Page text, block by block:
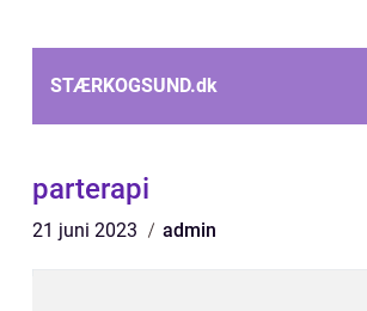
STÆRKOGSUND.dk
parterapi
21 juni 2023 admin